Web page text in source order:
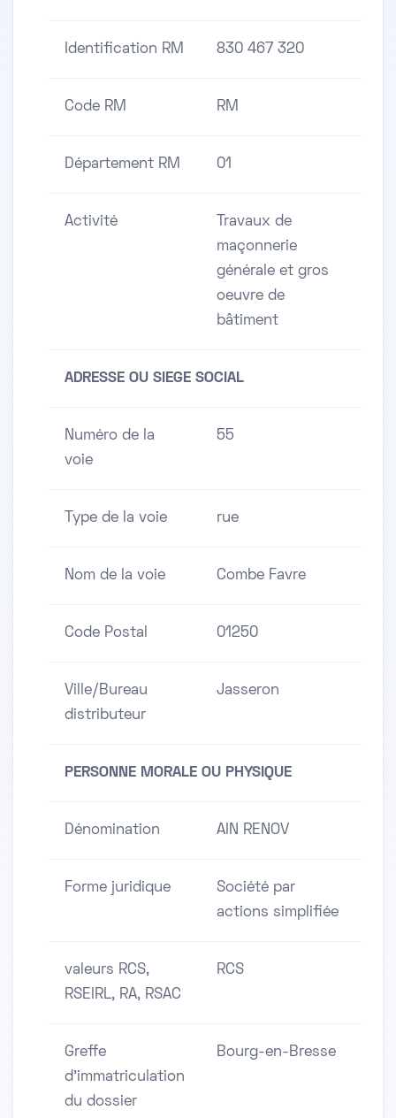
Identification RM 830 467 320
Code RM RM
Département RM 01
Activité
Travaux de
maçonnerie
générale et gros
oeuvre de
bâtiment
ADRESSE OU SIEGE SOCIAL
Numéro de la
voie
55
Type de la voie rue
Nom de la voie Combe Favre
Code Postal 01250
Ville/Bureau
distributeur
Jasseron
PERSONNE MORALE OU PHYSIQUE
Dénomination AIN RENOV
Forme juridique
Société par
actions simplifiée
valeurs RCS,
RSEIRL, RA, RSAC
RCS
Greffe
d'immatriculation
du dossier
Bourg-en-Bresse